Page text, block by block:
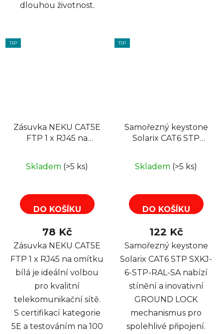
dlouhou životnost.
TIP
Zásuvka NEKU CAT5E
FTP 1 x RJ45 na
Skladem (>5 ks)
DO KOŠÍKU
78 Kč
Zásuvka NEKU CAT5E
FTP 1 x RJ45 na omítku
bílá je ideální volbou
pro kvalitní
telekomunikační sítě.
S certifikací kategorie
5E a testováním na 100
TIP
Samořezný keystone
Solarix CAT6 STP
GROUND LOCK
Skladem (>5 ks)
DO KOŠÍKU
122 Kč
Samořezný keystone
Solarix CAT6 STP SXKJ-
6-STP-RAL-SA nabízí
stínění a inovativní
GROUND LOCK
mechanismus pro
spolehlivé připojení.